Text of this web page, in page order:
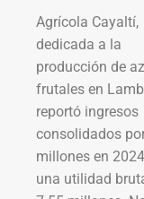
Agrícola Cayaltí,
dedicada a la
producción de
frutales en
reportó ingresos
consolidados
millones en
una utilidad